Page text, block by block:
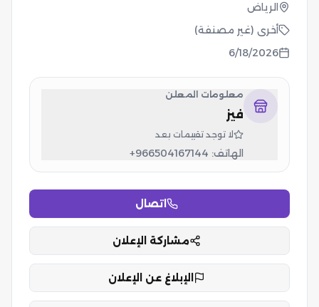
الرياض
أخرى (غير مصنفة)
6/18/2026
معلومات المعلن
فيز
لا توجد تقييمات بعد
الهاتف: +966504167144
اتصال
مشاركة الإعلان
الإبلاغ عن الإعلان